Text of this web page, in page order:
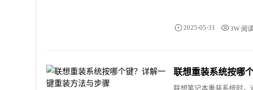
2025-05-31 3W 阅
联想重装系统按哪
联想笔记本重装系统时，